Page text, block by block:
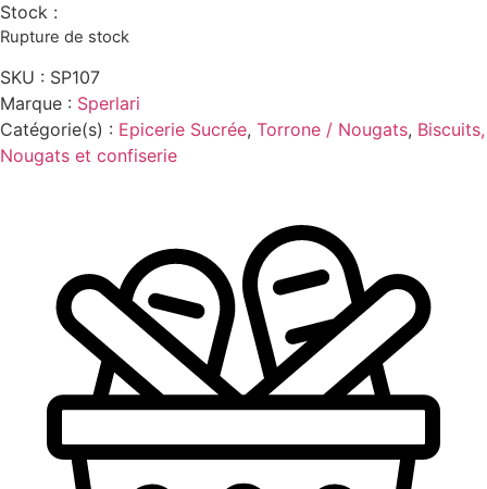
Stock :
Rupture de stock
SKU : SP107
Marque : Sperlari
Catégorie(s) : Epicerie Sucrée, Torrone / Nougats, Biscuits,
Nougats et confiserie